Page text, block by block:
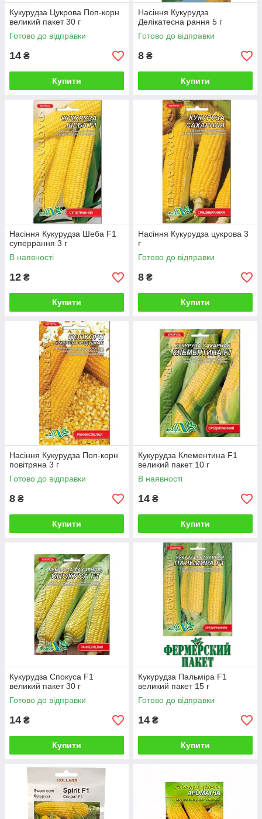
Кукурудза Цукрова Поп-корн
великий пакет 30 г
Готово до відправки
14 ₴
Купити
Насіння Кукурудза
Делікатесна рання 5 г
Готово до відправки
8 ₴
Купити
Насіння Кукурудза Шеба F1
суперрання 3 г
В наявності
12 ₴
Купити
Насіння Кукурудза цукрова 3
г
Готово до відправки
8 ₴
Купити
Насіння Кукурудза Поп-корн
повітряна 3 г
Готово до відправки
8 ₴
Купити
Кукурудза Клементина F1
великий пакет 10 г
В наявності
14 ₴
Купити
Кукурудза Спокуса F1
великий пакет 30 г
Готово до відправки
14 ₴
Купити
Кукурудза Пальміра F1
великий пакет 15 г
Готово до відправки
14 ₴
Купити